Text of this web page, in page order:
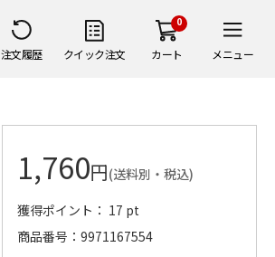
注文履歴 クイック注文
0
カート メニュー
1,760円(送料別・税込)
獲得ポイント： 17 pt
商品番号
9971167554